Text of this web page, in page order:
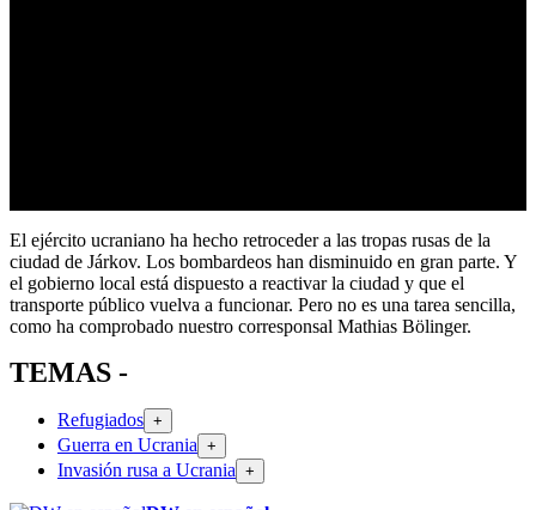
El ejército ucraniano ha hecho retroceder a las tropas rusas de la
ciudad de Járkov. Los bombardeos han disminuido en gran parte. Y
el gobierno local está dispuesto a reactivar la ciudad y que el
transporte público vuelva a funcionar. Pero no es una tarea sencilla,
como ha comprobado nuestro corresponsal Mathias Bölinger.
TEMAS -
Refugiados +
Guerra en Ucrania +
Invasión rusa a Ucrania +